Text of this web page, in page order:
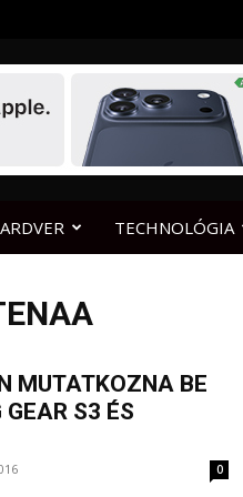
TECHNOLÓGIA
MUTATKOZNA BE
S3 ÉS
0